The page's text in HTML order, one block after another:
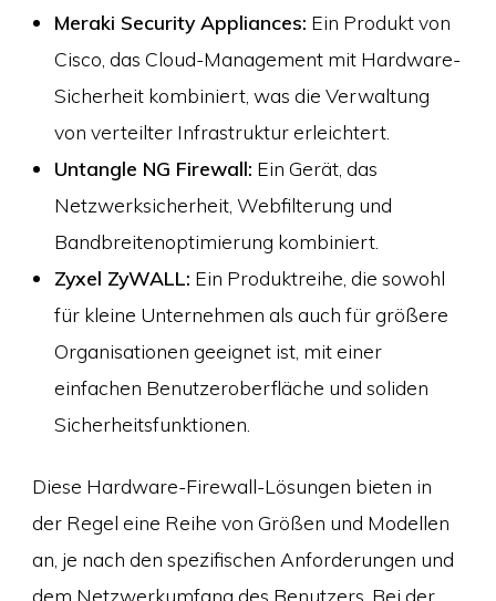
Meraki Security Appliances: Ein Produkt von
Cisco, das Cloud-Management mit Hardware-
Sicherheit kombiniert, was die Verwaltung
von verteilter Infrastruktur erleichtert.
Untangle NG Firewall: Ein Gerät, das
Netzwerksicherheit, Webfilterung und
Bandbreitenoptimierung kombiniert.
Zyxel ZyWALL: Ein Produktreihe, die sowohl
für kleine Unternehmen als auch für größere
Organisationen geeignet ist, mit einer
einfachen Benutzeroberfläche und soliden
Sicherheitsfunktionen.
Diese Hardware-Firewall-Lösungen bieten in
der Regel eine Reihe von Größen und Modellen
an, je nach den spezifischen Anforderungen und
dem Netzwerkumfang des Benutzers. Bei der